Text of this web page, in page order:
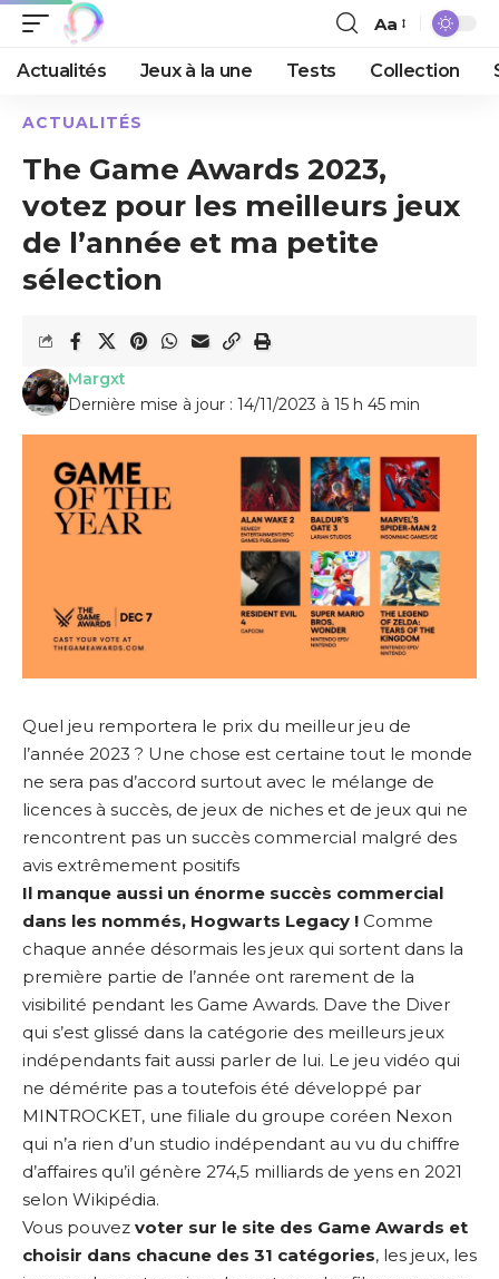
Aa
Actualités Jeux à la une Tests Collection
ACTUALITÉS
The Game Awards 2023,
votez pour les meilleurs jeux
de l’année et ma petite
sélection
Dernière mise à jour : 14/11/2023 à 15 h 45 min
Margxt
Quel jeu remportera le prix du meilleur jeu de
l’année 2023 ? Une chose est certaine tout le monde
ne sera pas d’accord surtout avec le mélange de
licences à succès, de jeux de niches et de jeux qui ne
rencontrent pas un succès commercial malgré des
avis extrêmement positifs
Il manque aussi un énorme succès commercial
dans les nommés, Hogwarts Legacy ! Comme
chaque année désormais les jeux qui sortent dans la
première partie de l’année ont rarement de la
visibilité pendant les Game Awards. Dave the Diver
qui s’est glissé dans la catégorie des meilleurs jeux
indépendants fait aussi parler de lui. Le jeu vidéo qui
ne démérite pas a toutefois été développé par
MINTROCKET, une filiale du groupe coréen Nexon
qui n’a rien d’un studio indépendant au vu du chiffre
d’affaires qu’il génère 274,5 milliards de yens en 2021
selon Wikipédia.
Vous pouvez voter sur le site des Game Awards et
choisir dans chacune des 31 catégories, les jeux, les